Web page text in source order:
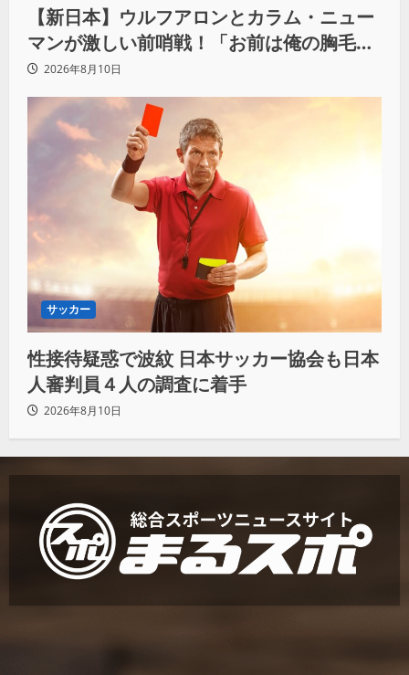
【新日本】ウルフアロンとカラム・ニュー
マンが激しい前哨戦！「お前は俺の胸毛に
カラム(絡む)小バエと一緒だ」
2026年8月10日
サッカー
性接待疑惑で波紋 日本サッカー協会も日本
人審判員４人の調査に着手
2026年8月10日